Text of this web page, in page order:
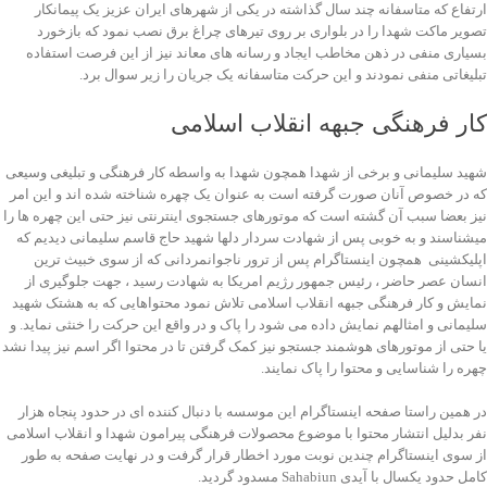
ارتفاع که متاسفانه چند سال گذاشته در یکی از شهرهای ایران عزیز یک پیمانکار
تصویر ماکت شهدا را در بلواری بر روی تیرهای چراغ برق نصب نمود که بازخورد
بسیاری منفی در ذهن مخاطب ایجاد و رسانه های معاند نیز از این فرصت استفاده
تبلیغاتی منفی نمودند و این حرکت متاسفانه یک جریان را زیر سوال برد.
کار فرهنگی جبهه انقلاب اسلامی
شهید سلیمانی و برخی از شهدا همچون شهدا به واسطه کار فرهنگی و تبلیغی وسیعی
که در خصوص آنان صورت گرفته است به عنوان یک چهره شناخته شده اند و این امر
نیز بعضا سبب آن گشته است که موتورهای جستجوی اینترنتی نیز حتی این چهره ها را
میشناسند و به خوبی پس از شهادت سردار دلها شهید حاج قاسم سلیمانی دیدیم که
اپلیکشینی همچون اینستاگرام پس از ترور ناجوانمردانی که از سوی خبیث ترین
انسان عصر حاضر ، رئیس جمهور رژیم امریکا به شهادت رسید ، جهت جلوگیری از
نمایش و کار فرهنگی جبهه انقلاب اسلامی تلاش نمود محتواهایی که به هشتک شهید
سلیمانی و امثالهم نمایش داده می شود را پاک و در واقع این حرکت را خنثی نماید. و
یا حتی از موتورهای هوشمند جستجو نیز کمک گرفتن تا در محتوا اگر اسم نیز پیدا نشد
چهره را شناسایی و محتوا را پاک نمایند.
در همین راستا صفحه اینستاگرام این موسسه با دنبال کننده ای در حدود پنجاه هزار
نفر بدلیل انتشار محتوا با موضوع محصولات فرهنگی پیرامون شهدا و انقلاب اسلامی
از سوی اینستاگرام چندین نوبت مورد اخطار قرار گرفت و در نهایت صفحه به طور
کامل حدود یکسال با آیدی Sahabiun مسدود گردید.